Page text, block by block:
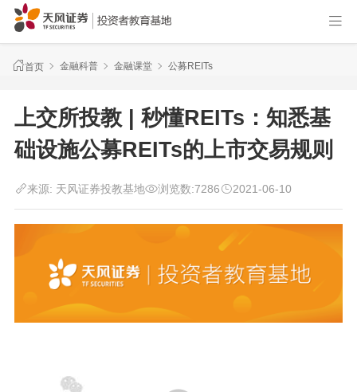
首页 金融科普 金融课堂 公募REITs
上交所投教 | 秒懂REITs：知悉基
础设施公募REITs的上市交易规则
来源: 天风证券投教基地 浏览数:7286 2021-06-10